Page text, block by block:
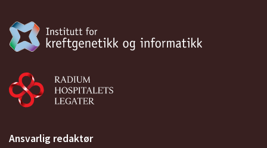
Ansvarlig redaktør